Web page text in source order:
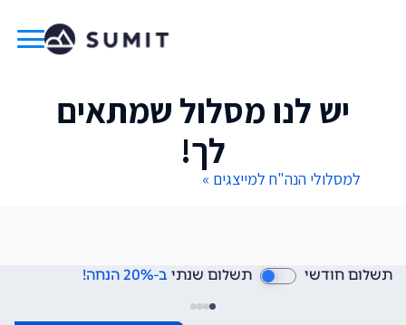
יש לנו מסלול שמתאים
לך!
למסלולי הנה"ח למייצגים »